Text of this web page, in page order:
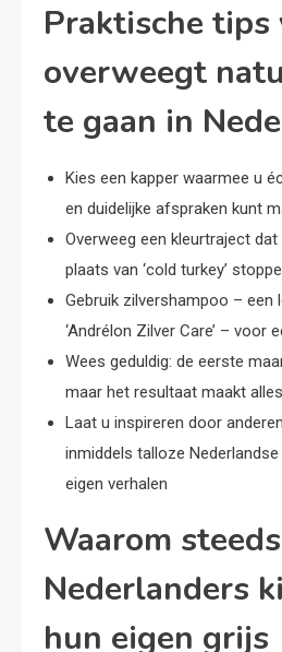
Praktische tips
overweegt
te gaan in
Kies een kapper waarmee u
en duidelijke afspraken kunt
Overweeg een kleurtraject
plaats van ‘cold turkey’
Gebruik zilvershampoo – een
‘Andrélon Zilver Care’ – voor
Wees geduldig: de eerste
maar het resultaat maakt
Laat u inspireren door
inmiddels talloze Nederlandse
eigen verhalen
Waarom
Nederlanders
hun eigen grijs